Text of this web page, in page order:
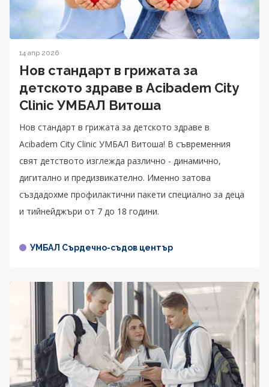
14 апр 2026
Нов стандарт в грижата за
детското здраве в Acibadem City
Clinic УМБАЛ Витоша
Нов стандарт в грижата за детското здраве в
Acibadem City Clinic УМБАЛ Витоша! В съвременния
свят детството изглежда различно - динамично,
дигитално и предизвикателно. Именно затова
създадохме профилактични пакети специално за деца
и тийнейджъри от 7 до 18 години.
УМБАЛ Сърдечно-съдов център